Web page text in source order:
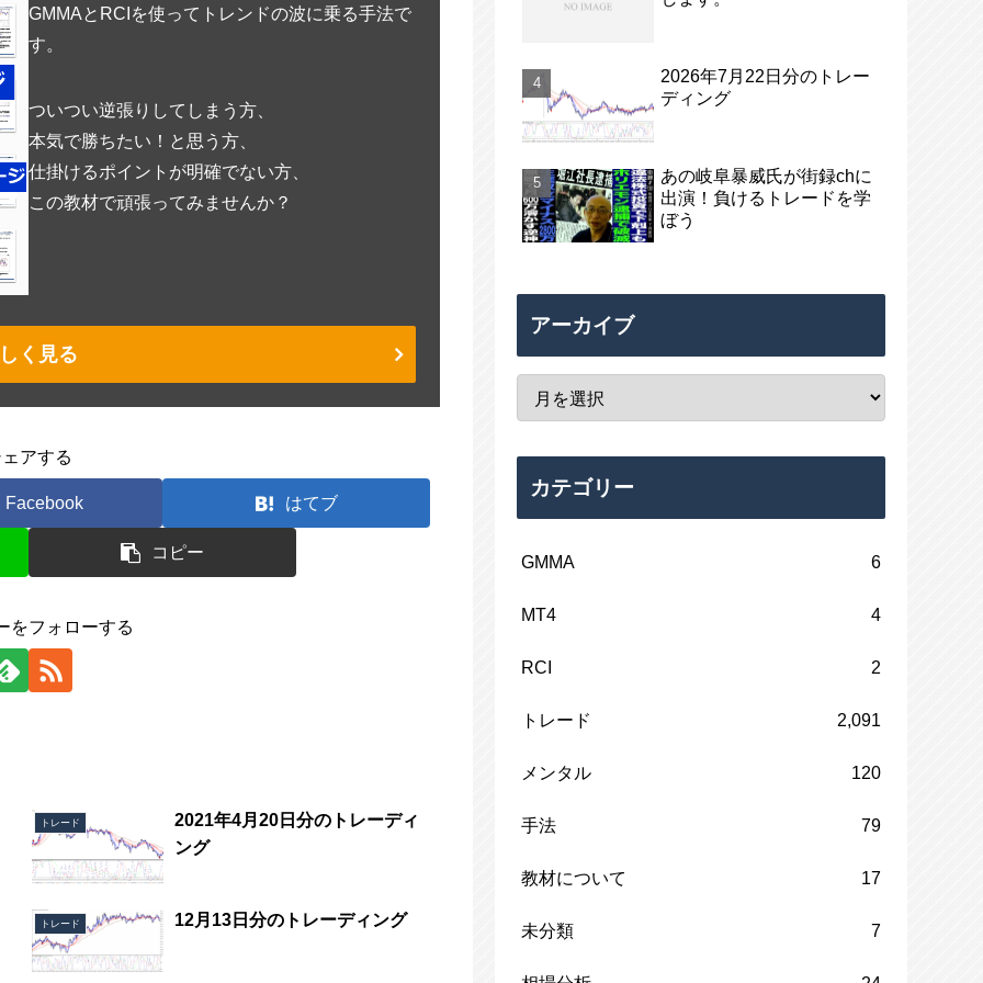
GMMAとRCIを使ってトレンドの波に乗る手法で
す。
ついつい逆張りしてしまう方、
本気で勝ちたい！と思う方、
仕掛けるポイントが明確でない方、
この教材で頑張ってみませんか？
く見る
アする
Facebook はてブ
コピー
をフォローする
トレード
2021年4月20日分のトレーディ
ング
トレード 12月13日分のトレーディング
2026年7月22日分のトレー
ディング
あの岐阜暴威氏が街録chに
出演！負けるトレードを学
ぼう
アーカイブ
カテゴリー
GMMA 6
MT4 4
RCI 2
トレード 2,091
メンタル 120
手法 79
教材について 17
未分類 7